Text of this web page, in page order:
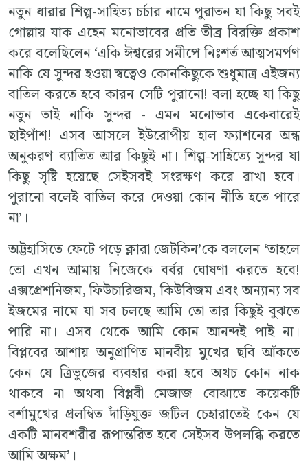
নতুন ধারার শিল্প-সাহিত্য চর্চার নামে পুরাতন যা কিছু সবই
গোল্লায় যাক এহেন মনোভাবের প্রতি তীব্র বিরক্তি প্রকাশ
করে বলেছিলেন ‘একি ঈশ্বরের সমীপে নিঃশর্ত আত্মসমর্পণ
নাকি যে সুন্দর হওয়া স্বত্বেও কোনকিছুকে শুধুমাত্র এইজন্য
বাতিল করতে হবে কারন সেটি পুরানো! বলা হচ্ছে যা কিছু
নতুন তাই নাকি সুন্দর - এমন মনোভাব একেবারেই
ছাইপাঁশ! এসব আসলে ইউরোপীয় হাল ফ্যাশনের অন্ধ
অনুকরণ ব্যাতিত আর কিছুই না। শিল্প-সাহিত্যে সুন্দর যা
কিছু সৃষ্টি হয়েছে সেইসবই সংরক্ষণ করে রাখা হবে।
পুরানো বলেই বাতিল করে দেওয়া কোন নীতি হতে পারে
না’।
অট্টহাসিতে ফেটে পড়ে ক্লারা জেটকিন’কে বললেন ‘তাহলে
তো এখন আমায় নিজেকে বর্বর ঘোষণা করতে হবে!
এক্সপ্রেশনিজম, ফিউচারিজম, কিউবিজম এবং অন্যান্য সব
ইজমের নামে যা সব চলছে আমি তো তার কিছুই বুঝতে
পারি না। এসব থেকে আমি কোন আনন্দই পাই না।
বিপ্লবের আশায় অনুপ্রাণিত মানবীয় মুখের ছবি আঁকতে
কেন যে ত্রিভুজের ব্যবহার করা হবে অথচ কোন নাক
থাকবে না অথবা বিপ্লবী মেজাজ বোঝাতে কয়েকটি
বর্শামুখের প্রলম্বিত দাঁড়িযুক্ত জটিল চেহারাতেই কেন যে
একটি মানবশরীর রূপান্তরিত হবে সেইসব উপলব্ধি করতে
আমি অক্ষম’।